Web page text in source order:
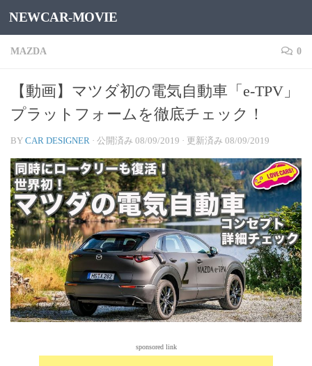
コンテンツへスキップ
NEWCAR-MOVIE
MAZDA 0
【動画】マツダ初の電気自動車「e-TPV」
プラットフォームを徹底チェック！
BY CAR DESIGNER · 公開済み 08/09/2019 · 更新済み 08/09/2019
sponsored link